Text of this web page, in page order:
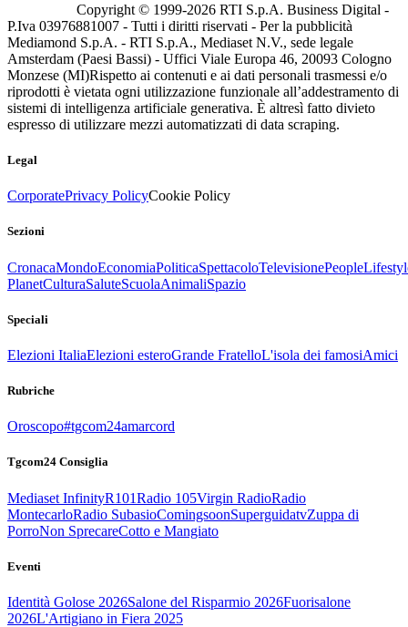
Copyright © 1999-2026 RTI S.p.A. Business Digital -
P.Iva 03976881007 - Tutti i diritti riservati - Per la pubblicità
Mediamond S.p.A. - RTI S.p.A., Mediaset N.V., sede legale
Amsterdam (Paesi Bassi) - Uffici Viale Europa 46, 20093 Cologno
Monzese (MI)Rispetto ai contenuti e ai dati personali trasmessi e/o
riprodotti è vietata ogni utilizzazione funzionale all’addestramento di
sistemi di intelligenza artificiale generativa. È altresì fatto divieto
espresso di utilizzare mezzi automatizzati di data scraping.
Legal
CorporatePrivacy PolicyCookie Policy
Sezioni
CronacaMondoEconomiaPoliticaSpettacoloTelevisionePeople
PlanetCulturaSaluteScuolaAnimaliSpazio
Speciali
Elezioni ItaliaElezioni esteroGrande FratelloL'isola dei famosiAmici
Rubriche
Oroscopo#tgcom24amarcord
Tgcom24 Consiglia
Mediaset InfinityR101Radio 105Virgin RadioRadio
MontecarloRadio SubasioComingsoonSuperguidatvZuppa di
PorroNon SprecareCotto e Mangiato
Eventi
Identità Golose 2026Salone del Risparmio 2026Fuorisalone
2026L'Artigiano in Fiera 2025